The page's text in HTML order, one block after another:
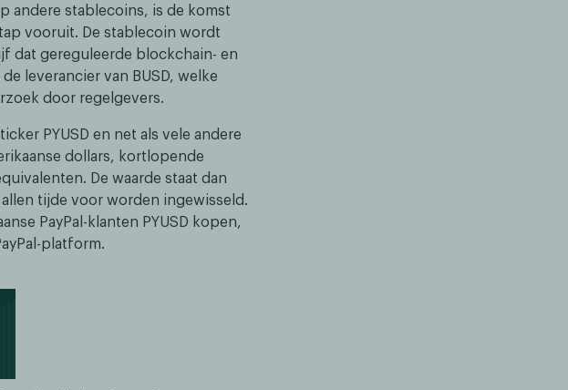
andere stablecoins, is de komst
vooruit. De stablecoin wordt
dat gereguleerde blockchain- en
leverancier van BUSD, welke
door regelgevers.
PYUSD en net als vele andere
dollars, kortlopende
De waarde staat dan
tijde voor worden ingewisseld.
PayPal-klanten PYUSD kopen,
platform.